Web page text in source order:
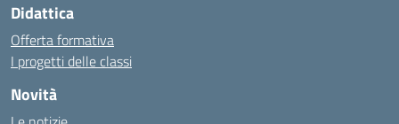
Didattica
Offerta formativa
I progetti delle classi
Novità